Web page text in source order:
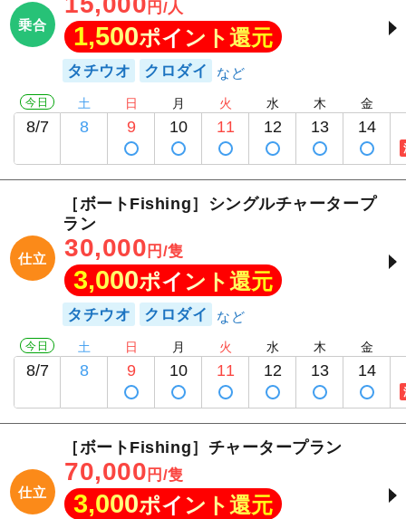
乗合
円/人
1,500ポイント還元
タチウオ クロダイ
今日
8/7
土
8
日
9
月
10
火
11
水
12
木
13
金
14
仕立
［ボートFishing］シングルチャータープ
ラン
30,000 円/隻
3,000ポイント還元
タチウオ クロダイ
今日
8/7
土
8
日
9
月
10
火
11
水
12
木
13
金
14
仕立
［ボートFishing］チャータープラン
70,000 円/隻
3,000ポイント還元